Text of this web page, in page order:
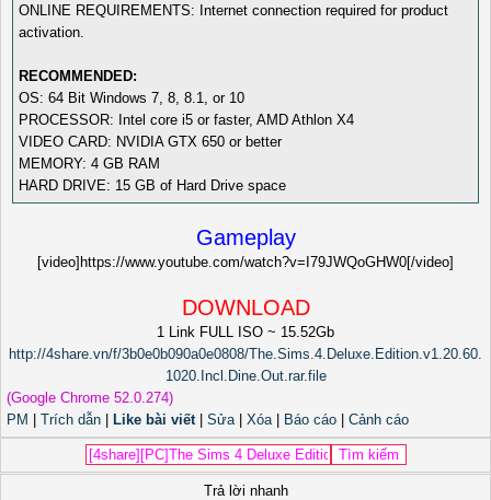
ONLINE REQUIREMENTS: Internet connection required for product
activation.
RECOMMENDED:
OS: 64 Bit Windows 7, 8, 8.1, or 10
PROCESSOR: Intel core i5 or faster, AMD Athlon X4
VIDEO CARD: NVIDIA GTX 650 or better
MEMORY: 4 GB RAM
HARD DRIVE: 15 GB of Hard Drive space
Gameplay
[video]https://www.youtube.com/watch?v=I79JWQoGHW0[/video]
DOWNLOAD
1 Link FULL ISO ~ 15.52Gb
http://4share.vn/f/3b0e0b090a0e0808/The.Sims.4.Deluxe.Edition.v1.20.60.
1020.Incl.Dine.Out.rar.file
(Google Chrome 52.0.274)
PM
Trích dẫn Like bài viết| Sửa| Xóa| Báo cáo Cảnh cáo
Trả lời nhanh